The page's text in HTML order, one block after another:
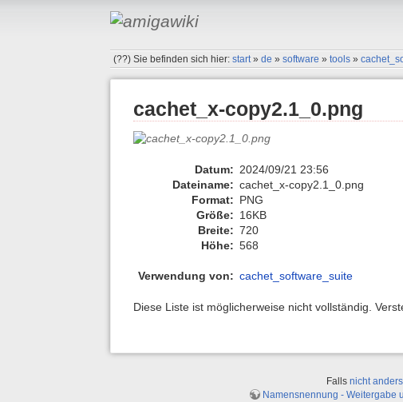
(??)Sie befinden sich hier:start »de »software »tools »
cachet_x-copy2.1_0.png
Datum: 2024/09/21 23:56
Dateiname: cachet_x-copy2.1_0.png
Format: PNG
Größe: 16KB
Breite: 720
Höhe: 568
Verwendung von: cachet_software_suite
Diese Liste ist möglicherweise nicht vollständig.
Falls nicht
Namensnennung - Weitergabe